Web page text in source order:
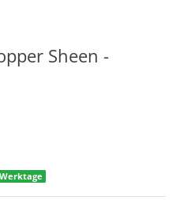
Sheen -